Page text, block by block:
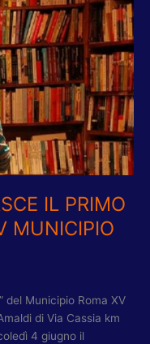
IL PRIMO
MUNICIPIO
del Municipio Roma XV
di Via Cassia km
4 giugno il